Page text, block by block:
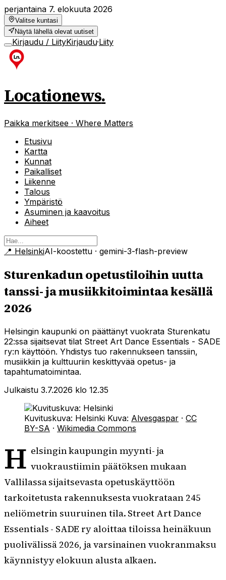
perjantaina 7. elokuuta 2026
Valitse kuntasi
Näytä lähellä olevat uutiset
Kirjaudu / LiityKirjaudu·Liity
Locationews.
Paikka merkitsee · Where Matters
Etusivu
Kartta
Kunnat
Paikalliset
Liikenne
Talous
Ympäristö
Asuminen ja kaavoitus
Aiheet
📍 HelsinkiAI-koostettu · gemini-3-flash-preview
Sturenkadun opetustiloihin uutta
tanssi- ja musiikkitoimintaa kesällä
2026
Helsingin kaupunki on päättänyt vuokrata Sturenkatu
22:ssa sijaitsevat tilat Street Art Dance Essentials - SADE
ry:n käyttöön. Yhdistys tuo rakennukseen tanssiin,
musiikkiin ja kulttuuriin keskittyvää opetus- ja
tapahtumatoimintaa.
Julkaistu 3.7.2026 klo 12.35
Kuvituskuva: Helsinki Kuva: Alvesgaspar · CC
BY-SA · Wikimedia Commons
H elsingin kaupungin myynti- ja
vuokraustiimin päätöksen mukaan
Vallilassa sijaitsevasta opetuskäyttöön
tarkoitetusta rakennuksesta vuokrataan 245
neliömetrin suuruinen tila. Street Art Dance
Essentials - SADE ry aloittaa tiloissa heinäkuun
puolivälissä 2026, ja varsinainen vuokranmaksu
käynnistyy elokuun alusta alkaen.